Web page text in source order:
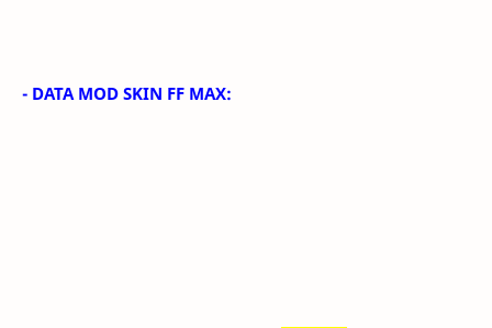
- DATA MOD SKIN FF MAX: